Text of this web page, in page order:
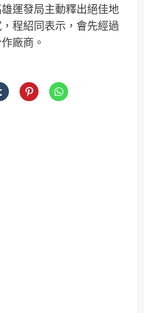
運發局主動釋出絕佳地
程紹同表示，會先經過
廠商。